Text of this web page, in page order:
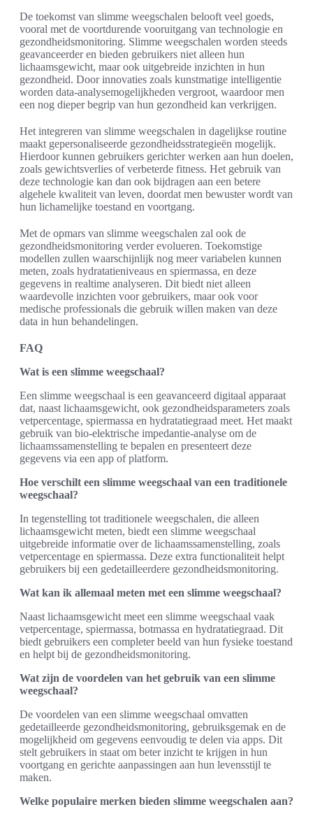
De toekomst van slimme weegschalen belooft veel goeds,
vooral met de voortdurende vooruitgang van technologie en
gezondheidsmonitoring. Slimme weegschalen worden steeds
geavanceerder en bieden gebruikers niet alleen hun
lichaamsgewicht, maar ook uitgebreide inzichten in hun
gezondheid. Door innovaties zoals kunstmatige intelligentie
worden data-analysemogelijkheden vergroot, waardoor men
een nog dieper begrip van hun gezondheid kan verkrijgen.
Het integreren van slimme weegschalen in dagelijkse routine
maakt gepersonaliseerde gezondheidsstrategieën mogelijk.
Hierdoor kunnen gebruikers gerichter werken aan hun doelen,
zoals gewichtsverlies of verbeterde fitness. Het gebruik van
deze technologie kan dan ook bijdragen aan een betere
algehele kwaliteit van leven, doordat men bewuster wordt van
hun lichamelijke toestand en voortgang.
Met de opmars van slimme weegschalen zal ook de
gezondheidsmonitoring verder evolueren. Toekomstige
modellen zullen waarschijnlijk nog meer variabelen kunnen
meten, zoals hydratatieniveaus en spiermassa, en deze
gegevens in realtime analyseren. Dit biedt niet alleen
waardevolle inzichten voor gebruikers, maar ook voor
medische professionals die gebruik willen maken van deze
data in hun behandelingen.
FAQ
Wat is een slimme weegschaal?
Een slimme weegschaal is een geavanceerd digitaal apparaat
dat, naast lichaamsgewicht, ook gezondheidsparameters zoals
vetpercentage, spiermassa en hydratatiegraad meet. Het maakt
gebruik van bio-elektrische impedantie-analyse om de
lichaamssamenstelling te bepalen en presenteert deze
gegevens via een app of platform.
Hoe verschilt een slimme weegschaal van een traditionele
weegschaal?
In tegenstelling tot traditionele weegschalen, die alleen
lichaamsgewicht meten, biedt een slimme weegschaal
uitgebreide informatie over de lichaamssamenstelling, zoals
vetpercentage en spiermassa. Deze extra functionaliteit helpt
gebruikers bij een gedetailleerdere gezondheidsmonitoring.
Wat kan ik allemaal meten met een slimme weegschaal?
Naast lichaamsgewicht meet een slimme weegschaal vaak
vetpercentage, spiermassa, botmassa en hydratatiegraad. Dit
biedt gebruikers een completer beeld van hun fysieke toestand
en helpt bij de gezondheidsmonitoring.
Wat zijn de voordelen van het gebruik van een slimme
weegschaal?
De voordelen van een slimme weegschaal omvatten
gedetailleerde gezondheidsmonitoring, gebruiksgemak en de
mogelijkheid om gegevens eenvoudig te delen via apps. Dit
stelt gebruikers in staat om beter inzicht te krijgen in hun
voortgang en gerichte aanpassingen aan hun levensstijl te
maken.
Welke populaire merken bieden slimme weegschalen aan?